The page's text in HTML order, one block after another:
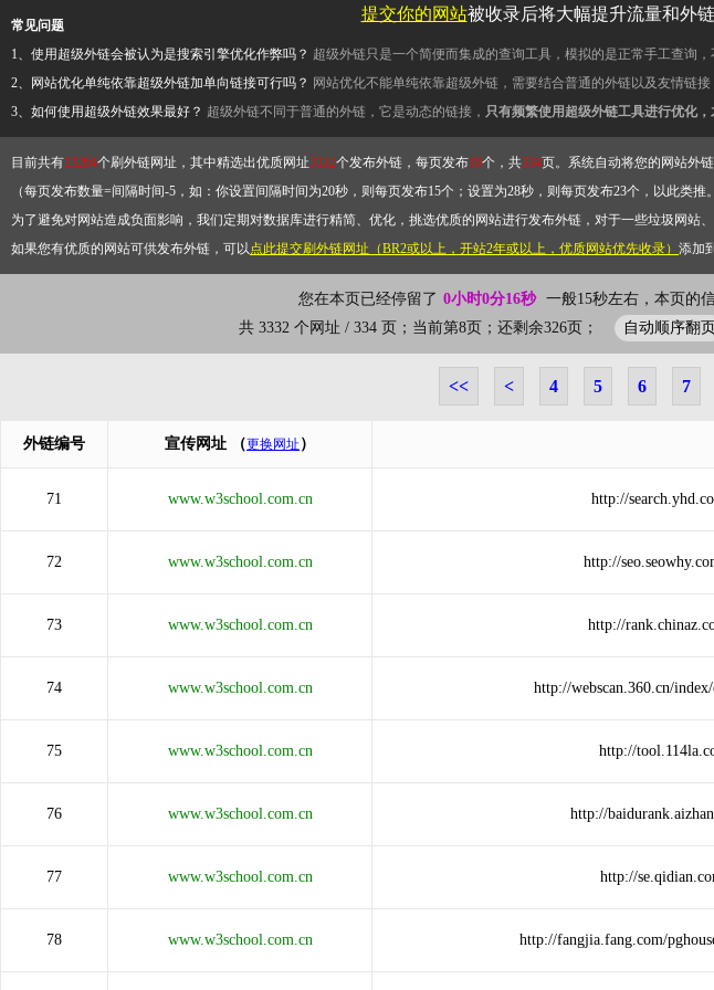
常见问题
1、使用超级外链会被认为是搜索引擎优化作弊吗？ 超级外链只是一个简便而集成的查询工具，模拟的是正常手工查询
2、网站优化单纯依靠超级外链加单向链接可行吗？ 网站优化不能单纯依靠超级外链，需要结合普通的外链以及友情链
3、如何使用超级外链效果最好？ 超级外链不同于普通的外链，它是动态的链接， 只有频繁使用超级外链工具进行优化
目前共有13264个刷外链网址，其中精选出优质网址3332个发布外链，每页发布10个，共334页。系统自动将您的网站外
（每页发布数量=间隔时间-5，如：你设置间隔时间为20秒，则每页发布15个；设置为28秒，则每页发布23个，以此类推
为了避免对网站造成负面影响，我们定期对数据库进行精简、优化，挑选优质的网站进行发布外链，对于一些垃圾网站
如果您有优质的网站可供发布外链，可以点此提交刷外链网址（BR2或以上，开站2年或以上，优质网站优先收录） 添加
您在本页已经停留了 0小时0分16秒 一般15秒左右，本页的
共 3332 个网址 / 334 页；当前第8页；还剩余326页；
自动顺序翻
<< < 4 5 6 7
外链编号 宣传网址 （更换网址 ）
71 www.w3school.com.cn http://
72 www.w3school.com.cn http://
73 www.w3school.com.cn http://
74 www.w3school.com.cn http://webscan.360.cn/
75 www.w3school.com.cn http://
76 www.w3school.com.cn http://
77 www.w3school.com.cn http://
78 www.w3school.com.cn http://fangjia.fang.com/
提交你的网站被收录后将大幅提升流量和外链